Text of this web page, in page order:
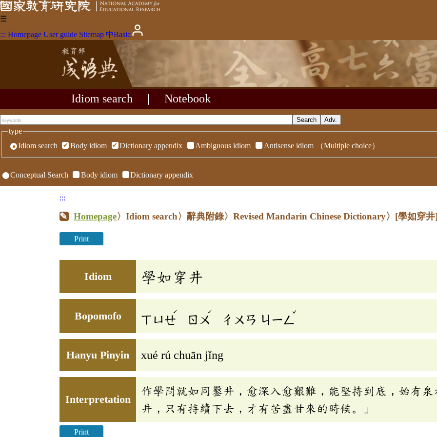
☰
::: Homepage User guide Sitemap 中Basic
Idiom search Notebook
type
Idiom search
Body idiom Dictionary appendix Ambiguous idiom Antisense idiom （Multiple choice）
Conceptual Search Body idiom Dictionary appendix
:::
Homepage〉Idiom search〉辭典附錄〉Revised Mandarin Chinese Dictionary〉 [學如穿
Print
Idiom 學如穿井
Bopomofo ㄒㄩㄝ
ˊ
ㄖㄨ
ˊ
ㄔㄨㄢ ㄐㄧㄥ
ˇ
Hanyu Pinyin xué rú chuān jǐng
Interpretation
作學問就如同鑿井，愈深入愈艱難，能堅持到底，始有
井，只有持續下去，才有苦盡甘來的時候。」
Print